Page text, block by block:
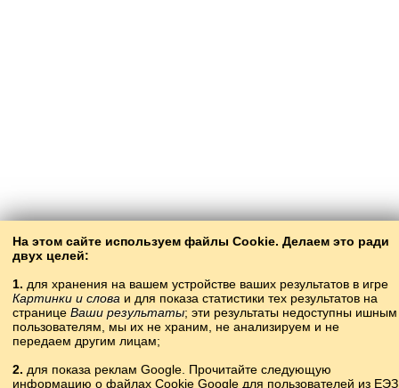
На этом сайте используем файлы Cookie. Делаем это ради
двух целей:
1. для хранения на вашем устройстве ваших результатов в игре
Картинки и слова и для показа статистики тех результатов на
странице Ваши результаты; эти результаты недоступны ишным
пользователям, мы их не храним, не анализируем и не
передаем другим лицам;
2. для показа реклам Google. Прочитайте следующую
информацию о файлах Cookie Google для пользователей из ЕЭЗ